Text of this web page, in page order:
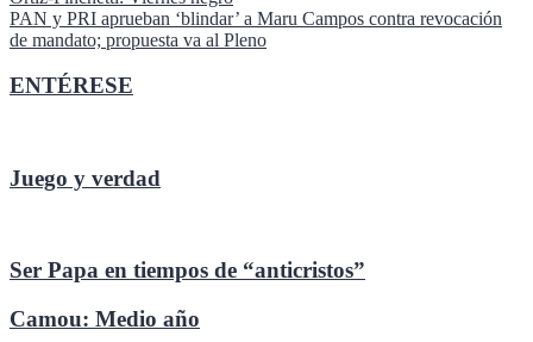
de
entradas
PAN y PRI aprueban ‘blindar’ a Maru Campos contra revocación
de mandato; propuesta va al Pleno
ENTÉRESE
Juego y verdad
Ser Papa en tiempos de “anticristos”
Camou: Medio año